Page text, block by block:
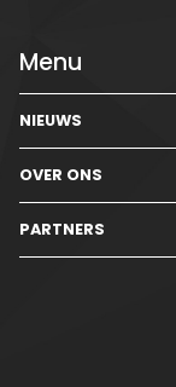
Menu
NIEUWS
OVER ONS
PARTNERS